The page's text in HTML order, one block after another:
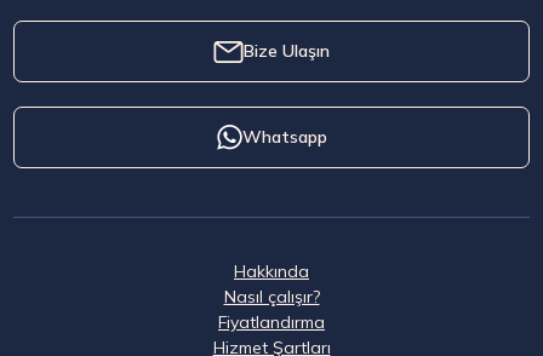
Bize Ulaşın
Whatsapp
Hakkında
Nasıl çalışır?
Fiyatlandırma
Hizmet Şartları